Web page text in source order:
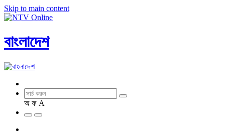
Skip to main content
বাংলাদেশ
অ ফ A